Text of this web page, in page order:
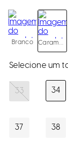
Branco Caramelo
33 34
37 38